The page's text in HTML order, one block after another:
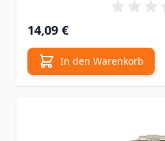
14,09 €
In den Warenkorb